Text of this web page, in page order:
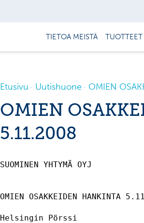
TIETOA MEISTÄ TUOTTEET
Etusivu Uutishuone OMIEN
OMIEN
5.11.2008
SUOMINEN YHTYMÄ OYJ
OMIEN OSAKKEIDEN HANKINTA
Helsingin Pörssi